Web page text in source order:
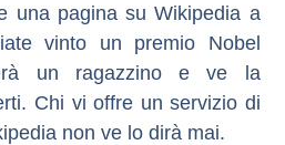
una pagina su Wikipedia a
vinto un premio Nobel
un ragazzino e ve la
Chi vi offre un servizio di
non ve lo dirà mai.